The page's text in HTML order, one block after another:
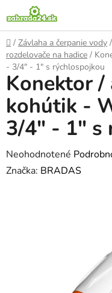
na
obsah
Domov
/ Závlaha a čerpanie vody /
rozdelovače na hadice /
- 3/4" - 1" s rýchlospojkou
Konektor /
kohútik -
3/4" - 1" s
Priemerné
hodnotenie
Neohodnotené
Značka: BRADAS